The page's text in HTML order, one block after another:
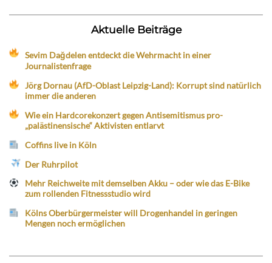
Aktuelle Beiträge
Sevim Dağdelen entdeckt die Wehrmacht in einer
Journalistenfrage
Jörg Dornau (AfD-Oblast Leipzig-Land): Korrupt sind natürlich
immer die anderen
Wie ein Hardcorekonzert gegen Antisemitismus pro-
„palästinensische“ Aktivisten entlarvt
Coffins live in Köln
Der Ruhrpilot
Mehr Reichweite mit demselben Akku – oder wie das E-Bike
zum rollenden Fitnessstudio wird
Kölns Oberbürgermeister will Drogenhandel in geringen
Mengen noch ermöglichen